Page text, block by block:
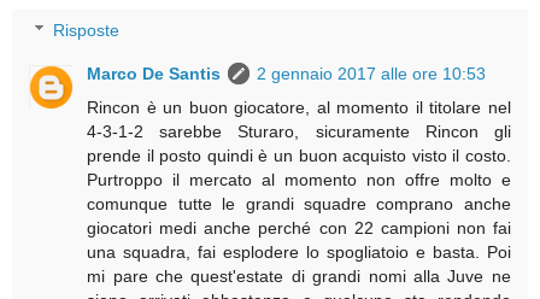
Risposte
Marco De Santis
2 gennaio 2017 alle ore 10:53
Rincon è un buon giocatore, al momento il titolare nel
4-3-1-2 sarebbe Sturaro, sicuramente Rincon gli
prende il posto quindi è un buon acquisto visto il costo.
Purtroppo il mercato al momento non offre molto e
comunque tutte le grandi squadre comprano anche
giocatori medi anche perché con 22 campioni non fai
una squadra, fai esplodere lo spogliatoio e basta. Poi
mi pare che quest'estate di grandi nomi alla Juve ne